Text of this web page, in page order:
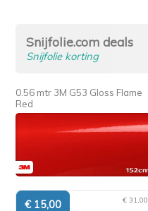
Snijfolie.com deals
Snijfolie korting
0.56 mtr 3M G53 Gloss Flame
Red
€ 31,00